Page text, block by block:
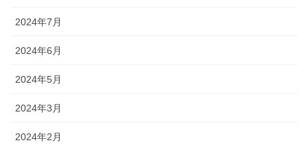
2024年7月
2024年6月
2024年5月
2024年3月
2024年2月